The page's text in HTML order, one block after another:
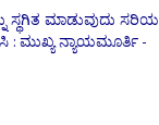
ಮಾಡುವುದು
: ಮುಖ್ಯ ನ್ಯಾಯಮೂರ್ತಿ -